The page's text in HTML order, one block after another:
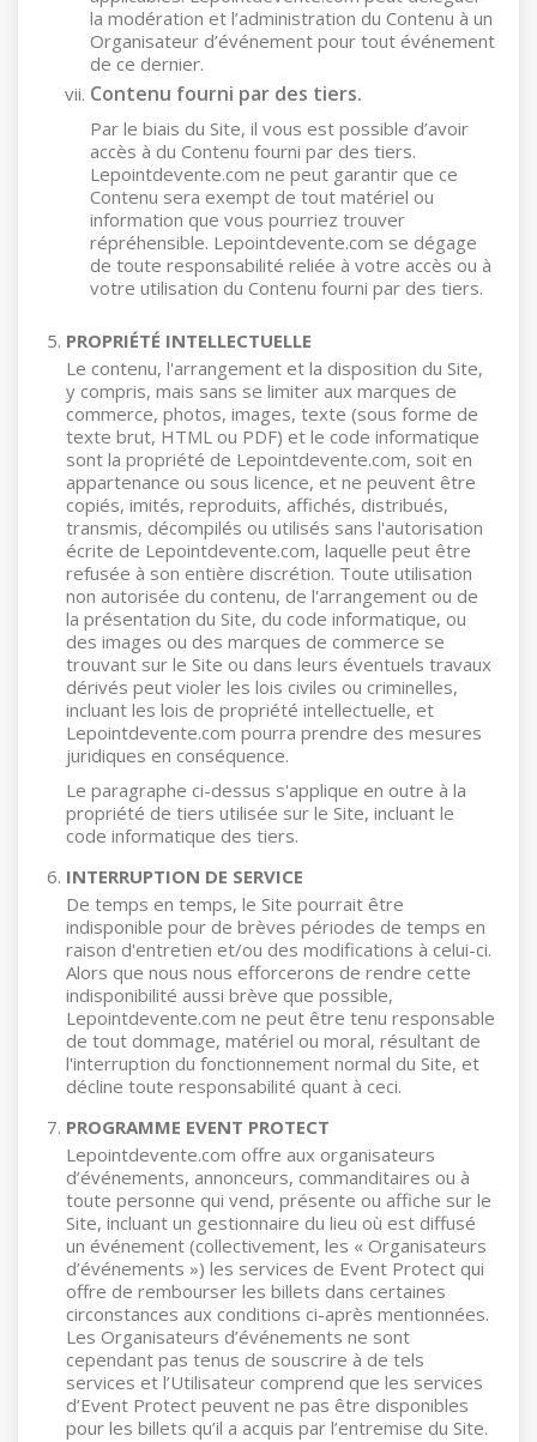
la modération et l’administration du Contenu à un
Organisateur d’événement pour tout événement
de ce dernier.
Contenu fourni par des tiers.
Par le biais du Site, il vous est possible d’avoir
accès à du Contenu fourni par des tiers.
Lepointdevente.com ne peut garantir que ce
Contenu sera exempt de tout matériel ou
information que vous pourriez trouver
répréhensible. Lepointdevente.com se dégage
de toute responsabilité reliée à votre accès ou à
votre utilisation du Contenu fourni par des tiers.
PROPRIÉTÉ INTELLECTUELLE
Le contenu, l'arrangement et la disposition du Site,
y compris, mais sans se limiter aux marques de
commerce, photos, images, texte (sous forme de
texte brut, HTML ou PDF) et le code informatique
sont la propriété de Lepointdevente.com, soit en
appartenance ou sous licence, et ne peuvent être
copiés, imités, reproduits, affichés, distribués,
transmis, décompilés ou utilisés sans l'autorisation
écrite de Lepointdevente.com, laquelle peut être
refusée à son entière discrétion. Toute utilisation
non autorisée du contenu, de l'arrangement ou de
la présentation du Site, du code informatique, ou
des images ou des marques de commerce se
trouvant sur le Site ou dans leurs éventuels travaux
dérivés peut violer les lois civiles ou criminelles,
incluant les lois de propriété intellectuelle, et
Lepointdevente.com pourra prendre des mesures
juridiques en conséquence.
Le paragraphe ci-dessus s'applique en outre à la
propriété de tiers utilisée sur le Site, incluant le
code informatique des tiers.
INTERRUPTION DE SERVICE
De temps en temps, le Site pourrait être
indisponible pour de brèves périodes de temps en
raison d'entretien et/ou des modifications à celui-ci.
Alors que nous nous efforcerons de rendre cette
indisponibilité aussi brève que possible,
Lepointdevente.com ne peut être tenu responsable
de tout dommage, matériel ou moral, résultant de
l'interruption du fonctionnement normal du Site, et
décline toute responsabilité quant à ceci.
PROGRAMME EVENT PROTECT
Lepointdevente.com offre aux organisateurs
d’événements, annonceurs, commanditaires ou à
toute personne qui vend, présente ou affiche sur le
Site, incluant un gestionnaire du lieu où est diffusé
un événement (collectivement, les « Organisateurs
d’événements ») les services de Event Protect qui
offre de rembourser les billets dans certaines
circonstances aux conditions ci-après mentionnées.
Les Organisateurs d’événements ne sont
cependant pas tenus de souscrire à de tels
services et l’Utilisateur comprend que les services
d’Event Protect peuvent ne pas être disponibles
pour les billets qu’il a acquis par l’entremise du Site.